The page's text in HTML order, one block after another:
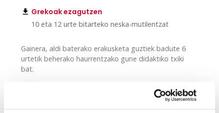
Grekoak ezagutzen
10 eta 12 urte bitarteko neska-mutilentzat
Gainera, aldi baterako erakusketa guztiek badute 6
urtetik beherako haurrentzako gune didaktiko txiki
bat.